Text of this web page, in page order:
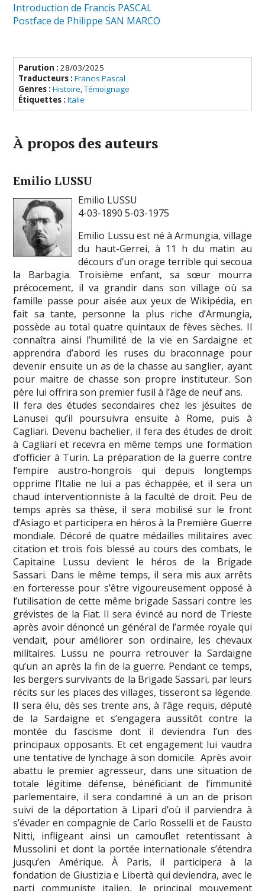
Introduction de Francis PASCAL
Postface de Philippe SAN MARCO
Parution : 28/03/2025
Traducteurs : Francis Pascal
Genres : Histoire,Témoignage
Étiquettes : Italie
À propos des auteurs
Emilio LUSSU
Emilio LUSSU
4-03-1890 5-03-1975
Emilio Lussu est né à Armungia, village
du haut-Gerrei, à 11 h du matin au
décours d’un orage terrible qui secoua
la Barbagia. Troisième enfant, sa sœur mourra
précocement, il va grandir dans son village où sa
famille passe pour aisée aux yeux de Wikipédia, en
fait sa tante, personne la plus riche d’Armungia,
possède au total quatre quintaux de fèves sèches. Il
connaîtra ainsi l’humilité de la vie en Sardaigne et
apprendra d’abord les ruses du braconnage pour
devenir ensuite un as de la chasse au sanglier, ayant
pour maitre de chasse son propre instituteur. Son
père lui offrira son premier fusil à l’âge de neuf ans.
Il fera des études secondaires chez les jésuites de
Lanusei qu’il poursuivra ensuite à Rome, puis à
Cagliari. Devenu bachelier, il fera des études de droit
à Cagliari et recevra en même temps une formation
d’officier à Turin. La préparation de la guerre contre
l’empire austro-hongrois qui depuis longtemps
opprime l’Italie ne lui a pas échappée, et il sera un
chaud interventionniste à la faculté de droit. Peu de
temps après sa thèse, il sera mobilisé sur le front
d’Asiago et participera en héros à la Première Guerre
mondiale. Décoré de quatre médailles militaires avec
citation et trois fois blessé au cours des combats, le
Capitaine Lussu devient le héros de la Brigade
Sassari. Dans le même temps, il sera mis aux arrêts
en forteresse pour s’être vigoureusement opposé à
l’utilisation de cette même brigade Sassari contre les
grévistes de la Fiat. Il sera évincé au nord de Trieste
après avoir dénoncé un général de l’armée royale qui
vendait, pour améliorer son ordinaire, les chevaux
militaires. Lussu ne pourra retrouver la Sardaigne
qu’un an après la fin de la guerre. Pendant ce temps,
les bergers survivants de la Brigade Sassari, par leurs
récits sur les places des villages, tisseront sa légende.
Il sera élu, dès ses trente ans, à l’âge requis, député
de la Sardaigne et s’engagera aussitôt contre la
montée du fascisme dont il deviendra l’un des
principaux opposants. Et cet engagement lui vaudra
une tentative de lynchage à son domicile. Après avoir
abattu le premier agresseur, dans une situation de
totale légitime défense, bénéficiant de l’immunité
parlementaire, il sera condamné à un an de prison
suivi de la déportation à Lipari d’où il parviendra à
s’évader en compagnie de Carlo Rosselli et de Fausto
Nitti, infligeant ainsi un camouflet retentissant à
Mussolini et dont la portée internationale s’étendra
jusqu’en Amérique. À Paris, il participera à la
fondation de Giustizia e Libertà qui deviendra, avec le
parti communiste italien, le principal mouvement